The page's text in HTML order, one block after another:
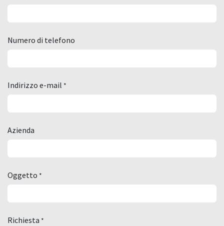
Numero di telefono
Indirizzo e-mail *
Azienda
Oggetto *
Richiesta *